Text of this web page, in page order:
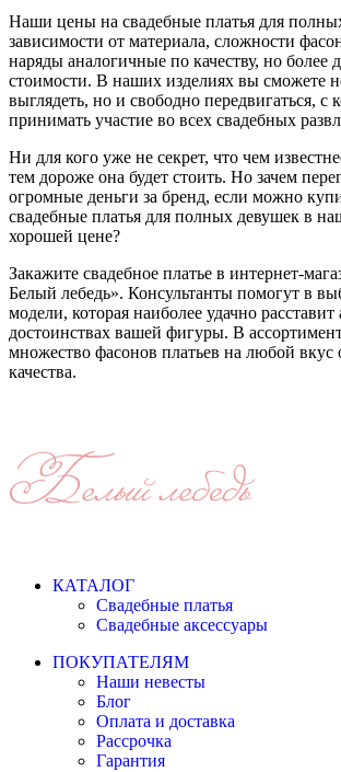
Наши цены на свадебные платья для
зависимости от материала, сложности
наряды аналогичные по качеству, но более
стоимости. В наших изделиях вы сможете
выглядеть, но и свободно передвигаться, с
принимать участие во всех свадебных
Ни для кого уже не секрет, что чем
тем дороже она будет стоить. Но зачем
огромные деньги за бренд, если можно
свадебные платья для полных девушек в
хорошей цене?
Закажите свадебное платье в интернет-
Белый лебедь». Консультанты помогут в
модели, которая наиболее удачно
достоинствах вашей фигуры. В
множество фасонов платьев на любой вкус
качества.
КАТАЛОГ
Свадебные платья
Свадебные аксессуары
ПОКУПАТЕЛЯМ
Наши невесты
Блог
Оплата и доставка
Рассрочка
Гарантия